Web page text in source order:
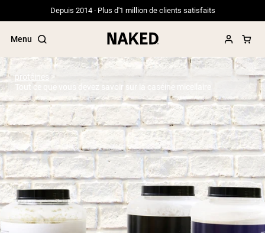
Depuis 2014 · Plus d'1 million de clients satisfaits
Menu
Termes de recherche populaires
”Protein Powder“
”Overnight Oats“
”Vegan protein“
”Collagen“
”Micellar Casein“
PROTÉINES EN POUDREMeilleure Vente
protéines
Tout ce que vous devez savoir sur la caséine micellaire